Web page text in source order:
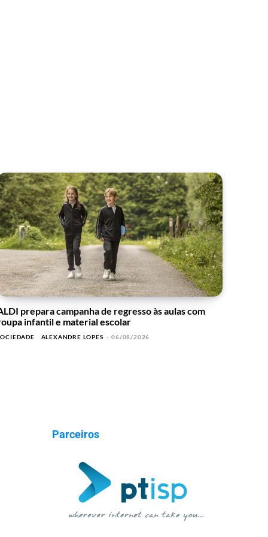
prepara campanha de regresso às aulas com
infantil e material escolar
ALEXANDRE LOPES - 06/08/2026
Parceiros